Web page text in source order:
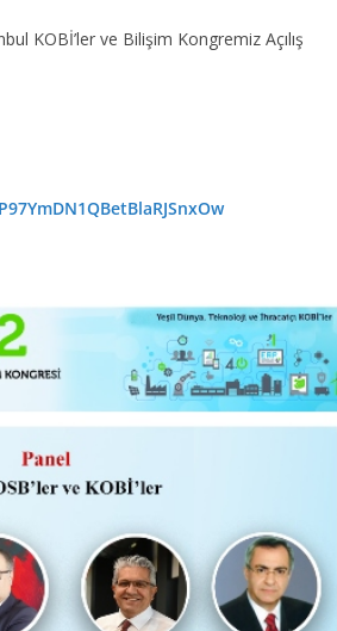
KOBİ’ler ve Bilişim Kongremiz Açılış